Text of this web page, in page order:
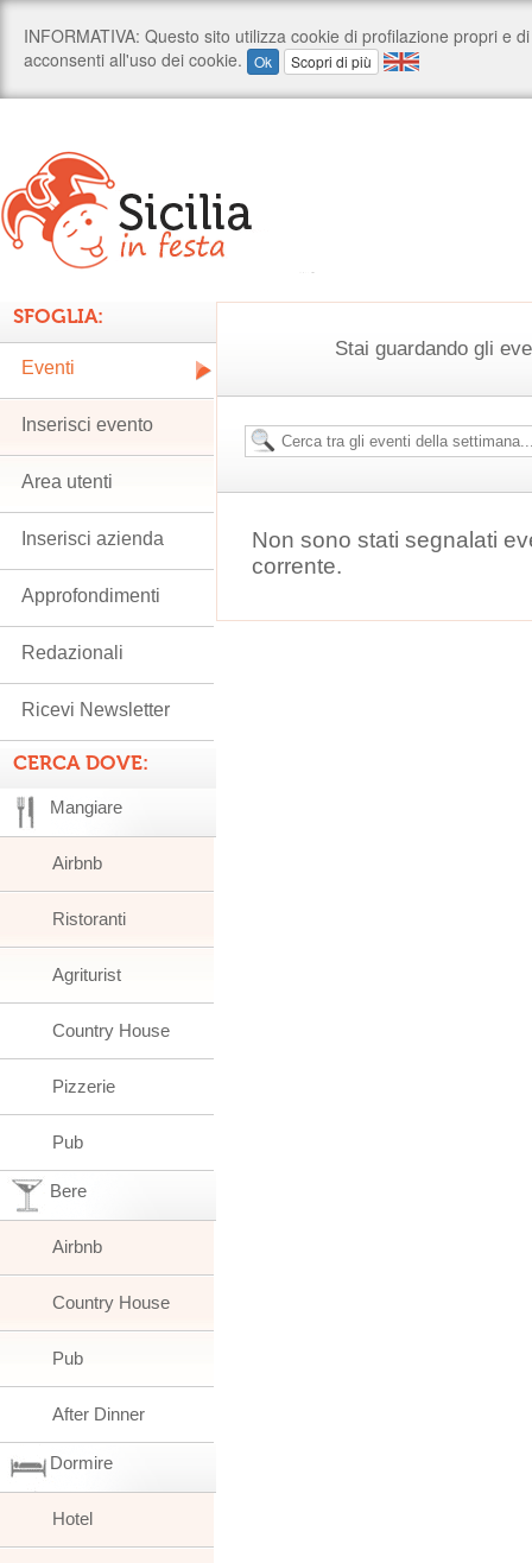
Stai guardando gli
Non sono stati segnalati
corrente.
SFOGLIA:
Eventi
Inserisci evento
Area utenti
Inserisci azienda
Approfondimenti
Redazionali
Ricevi Newsletter
CERCA DOVE:
Mangiare
Airbnb
Ristoranti
Agriturist
Country House
Pizzerie
Pub
Bere
Airbnb
Country House
Pub
After Dinner
Dormire
Hotel